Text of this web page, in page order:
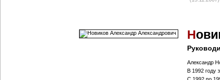
Н
Александр
В 1992 году